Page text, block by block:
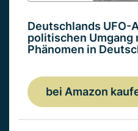
Deutschlands UFO-
politischen Umgang
Phänomen in
bei Amazon